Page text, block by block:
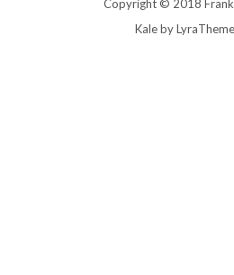
Copyright © 2018 Frank
Kaleby